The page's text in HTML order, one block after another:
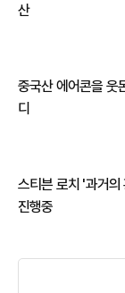
산
중국산 에어콘을 웃
디
스티븐 로치 '과거
진행중